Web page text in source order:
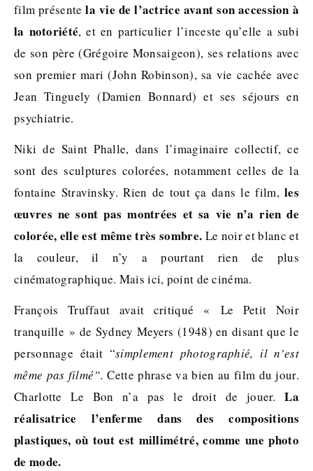
film présentela vie de l’actrice avant son accession à
la notoriété, et en particulier l’inceste qu’elle a subi
de son père (Grégoire Monsaigeon), ses relations avec
son premier mari (John Robinson), sa vie cachée avec
Jean Tinguely (Damien Bonnard) et ses séjours en
psychiatrie.
Niki de Saint Phalle, dans l’imaginaire collectif, ce
sont des sculptures colorées, notamment celles de la
fontaine Stravinsky. Rien de tout ça dans le film,les
œuvres ne sont pas montrées et sa vie n’a rien de
colorée, elle est même très sombre. Le noir et blanc et
la couleur, il n’y a pourtant rien de plus
cinématographique. Mais ici, point de cinéma.
François Truffaut avait critiqué « Le Petit Noir
tranquille » de Sydney Meyers (1948) en disant que le
personnage était “simplement photographié, il n’est
même pas filmé”.Cette phrase va bien au film du jour.
Charlotte Le Bon n’a pas le droit de jouer.La
réalisatrice l’enferme dans des compositions
plastiques, où tout est millimétré, comme une photo
de mode.